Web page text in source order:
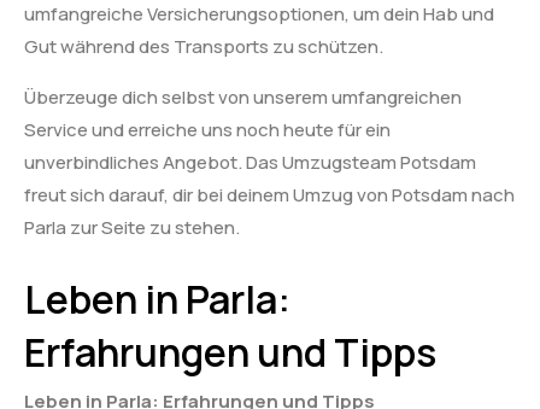
umfangreiche Versicherungsoptionen, um dein Hab und
Gut während des Transports zu schützen.
Überzeuge dich selbst von unserem umfangreichen
Service und erreiche uns noch heute für ein
unverbindliches Angebot. Das Umzugsteam Potsdam
freut sich darauf, dir bei deinem Umzug von Potsdam nach
Parla zur Seite zu stehen.
Leben in Parla:
Erfahrungen und Tipps
Leben in Parla: Erfahrungen und Tipps